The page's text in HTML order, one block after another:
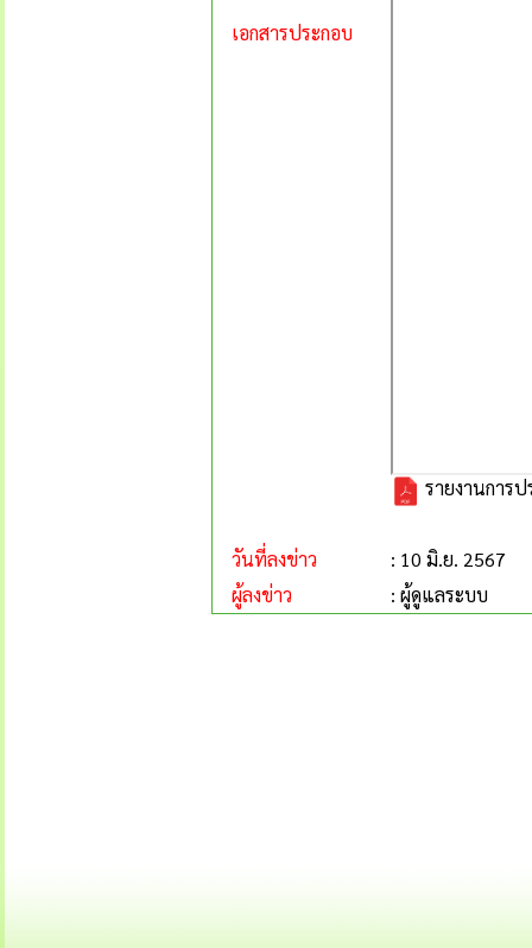
เอกสารประกอบ
รายงานการ
วันที่ลงข่าว
: 10 มิ.ย. 2567
ผู้ลงข่าว
: ผู้ดูแลระบบ